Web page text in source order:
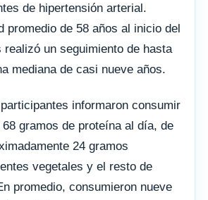
de hipertensión arterial.
promedio de 58 años al inicio del
un seguimiento de hasta
mediana de casi nueve años.
informaron consumir
68 gramos de proteína al día, de
24 gramos
vegetales y el resto de
promedio, consumieron nueve